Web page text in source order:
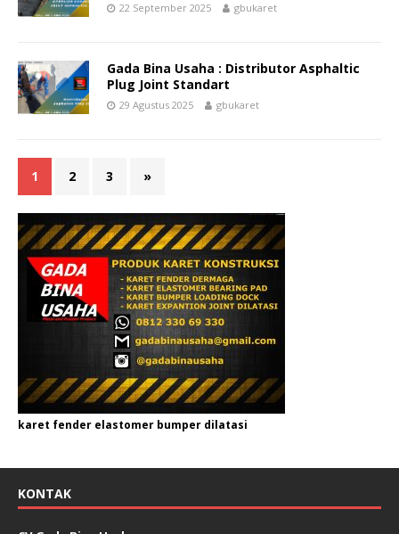
22 September 2025 gbukaret
Gada Bina Usaha : Distributor Asphaltic
Plug Joint Standart
29 Agustus 2025 gbukaret
1 2 3 »
karet fender elastomer bumper dilatasi
KONTAK